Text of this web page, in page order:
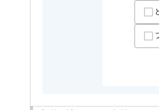
メディア事業、インターネット
多岐にわたって事業を展開する